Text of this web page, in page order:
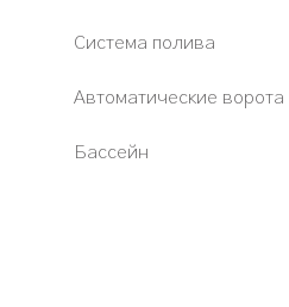
Система полива
Автоматические ворота
Бассейн